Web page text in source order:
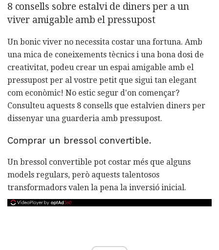
8 consells sobre estalvi de diners per a un
viver amigable amb el pressupost
Un bonic viver no necessita costar una fortuna. Amb
una mica de coneixements tècnics i una bona dosi de
creativitat, podeu crear un espai amigable amb el
pressupost per al vostre petit que sigui tan elegant
com econòmic! No estic segur d'on començar?
Consulteu aquests 8 consells que estalvien diners per
dissenyar una guarderia amb pressupost.
Comprar un bressol convertible.
Un bressol convertible pot costar més que alguns
models regulars, però aquests talentosos
transformadors valen la pena la inversió inicial.